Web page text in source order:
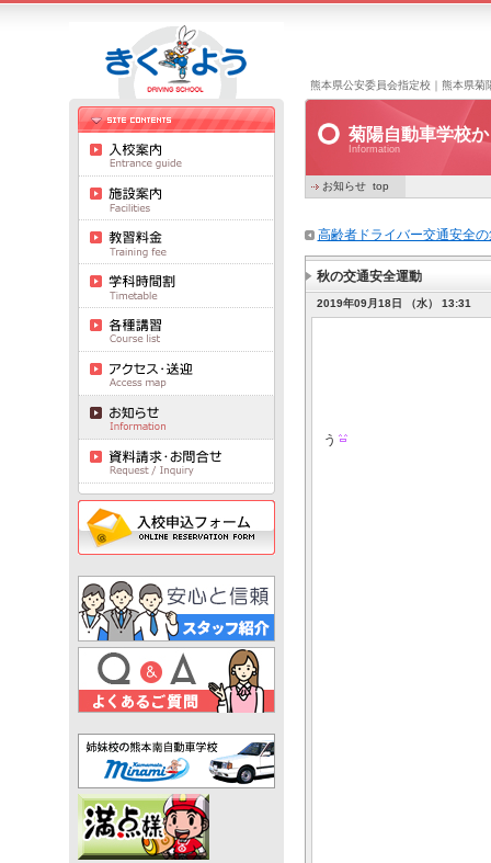
熊本県公安委員会指定校｜熊本県菊
菊陽自動車学校
Information
お知らせ top
高齢者ドライバー交通安全の
秋の交通安全運動
2019年09月18日 （水） 13:31
う